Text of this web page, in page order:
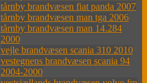
tårnby brandvæsen fiat panda 2007
tårnby brandvæsen man tga 2006
tårnby brandvæsen man 14.284
2000
vejle brandvæsen scania 310 2010
vestegnens brandvæsen scania 94
2004-2000